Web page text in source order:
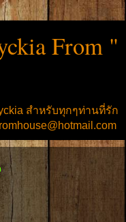
From "
สำหรับทุกๆท่านที่รัก